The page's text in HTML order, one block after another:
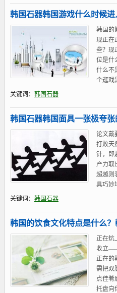
韩国石器韩国游戏什么时候进
韩国的
现正在
些？现
位是什
什么不
个逛戏
关键词： 韩国石器
韩国石器韩国面具一张极夸
论文戴
打败天
针，即
产力取
超越则
具巧妙
关键词： 韩国石器
韩国的饮食文化特点是什么？
正在炕
收立
正在的
需把双
点佳肴
托盘向